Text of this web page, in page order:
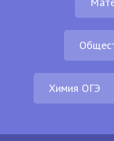
Химия ОГЭ